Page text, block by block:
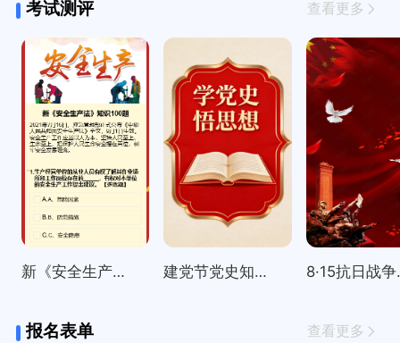
考试测评 查看更多
新《安全生产法》知识100题 建党节党史知识精选100题 8·15
报名表单 查看更多